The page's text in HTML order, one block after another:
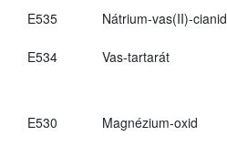
E535
Nátrium-vas(II)-cianid
E534
Vas-tartarát
E530 Magnézium-oxid